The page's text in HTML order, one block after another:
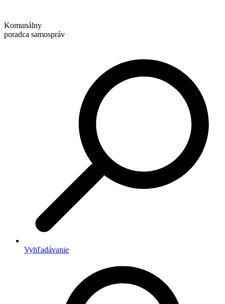
obsah
Komunálny
poradca samospráv
Vyhľadávanie